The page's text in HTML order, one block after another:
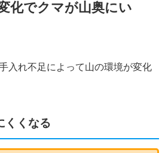
化でクマが山奥にい
入れ不足によって山の環境が変化
くくなる